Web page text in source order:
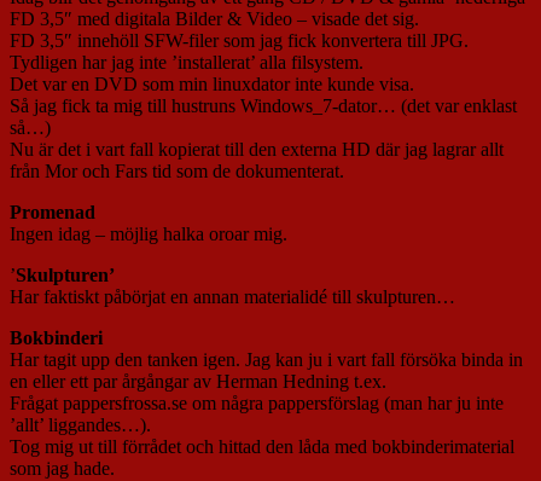
FD 3,5″ med digitala Bilder & Video – visade det sig.
FD 3,5″ innehöll SFW-filer som jag fick konvertera till JPG.
Tydligen har jag inte ’installerat’ alla filsystem.
Det var en DVD som min linuxdator inte kunde visa.
Så jag fick ta mig till hustruns Windows_7-dator… (det var enklast
så…)
Nu är det i vart fall kopierat till den externa HD där jag lagrar allt
från Mor och Fars tid som de dokumenterat.
Promenad
Ingen idag – möjlig halka oroar mig.
’Skulpturen’
Har faktiskt påbörjat en annan materialidé till skulpturen…
Bokbinderi
Har tagit upp den tanken igen. Jag kan ju i vart fall försöka binda in
en eller ett par årgångar av Herman Hedning t.ex.
Frågat pappersfrossa.se om några pappersförslag (man har ju inte
’allt’ liggandes…).
Tog mig ut till förrådet och hittad den låda med bokbinderimaterial
som jag hade.